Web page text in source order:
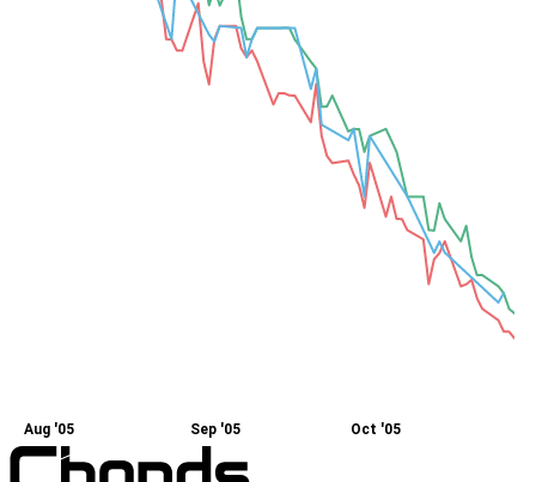
Aug '05 Sep '05 Oct '05